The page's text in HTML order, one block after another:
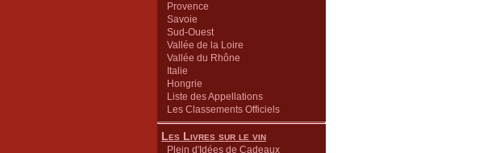
Provence
Savoie
Sud-Ouest
Vallée de la Loire
Vallée du Rhône
Italie
Hongrie
Liste des Appellations
Les Classements Officiels
Les Livres sur le vin
Plein d'Idées de Cadeaux